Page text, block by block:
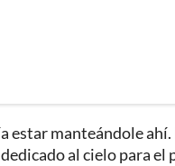
estar manteándole
al cielo para